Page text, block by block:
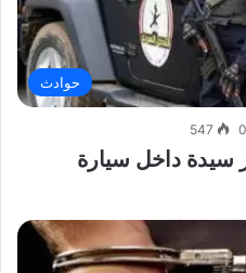
حوادث
0
547
سيدة داخل سيارة